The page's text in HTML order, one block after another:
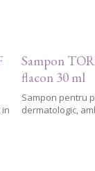
Sampon
flacon 30 ml
Sampon pentru
dermatologic,